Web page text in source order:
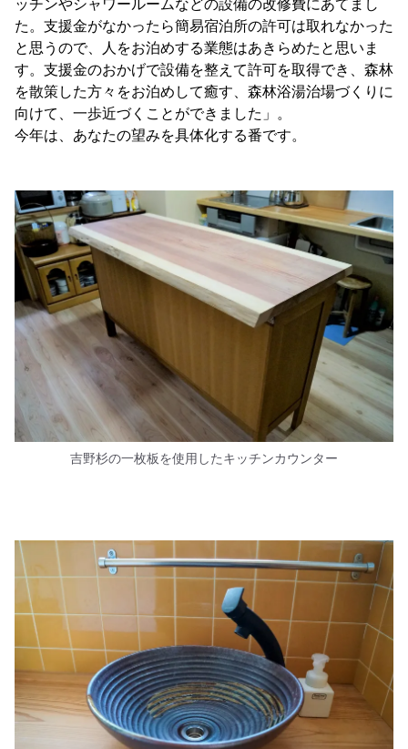
ッチンやシャワールームなどの設備の改修費にあてまし
た。支援金がなかったら簡易宿泊所の許可は取れなかった
と思うので、人をお泊めする業態はあきらめたと思いま
す。支援金のおかげで設備を整えて許可を取得でき、森林
を散策した方々をお泊めして癒す、森林浴湯治場づくりに
向けて、一歩近づくことができました」。
今年は、あなたの望みを具体化する番です。
吉野杉の一枚板を使用したキッチンカウンター